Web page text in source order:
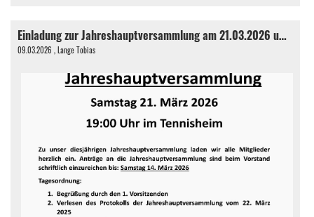
Einladung zur Jahreshauptversammlung am 21.03.2026 um 19.00 Uhr
09.03.2026 , Lange Tobias